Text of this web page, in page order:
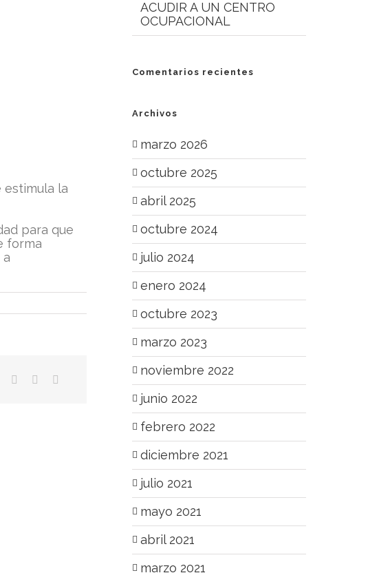
estimula la
para que
forma
ACUDIR A UN CENTRO
OCUPACIONAL
Comentarios recientes
Archivos
marzo 2026
octubre 2025
abril 2025
octubre 2024
julio 2024
enero 2024
octubre 2023
marzo 2023
noviembre 2022
junio 2022
febrero 2022
diciembre 2021
julio 2021
mayo 2021
abril 2021
marzo 2021